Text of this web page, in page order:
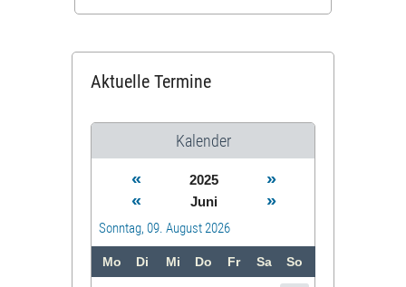
Aktuelle Termine
Kalender
« 2025
»
«
Juni »
Sonntag, 09. August 2026
Mo Di Mi Do Fr Sa So